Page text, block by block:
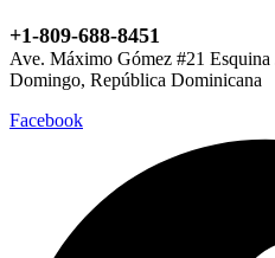
+1-809-688-8451
Ave. Máximo Gómez #21 Esquina
Domingo, República Dominicana
Facebook